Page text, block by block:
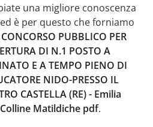
una migliore conoscenza
è per questo che forniamo
PUBBLICO PER
DI N.1 POSTO A
E A TEMPO PIENO DI
NIDO-PRESSO IL
CASTELLA (RE) - Emilia
Matildiche pdf.